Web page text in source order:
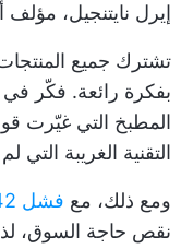
إيرل نايتنجيل،
تشترك جميع
بفكرة رائعة. فكّر في
المطبخ التي غيّرت
التقنية الغريبة التي
ومع ذلك، مع فشل 42% من الشركات الناشئة
نقص حاجة السوق،